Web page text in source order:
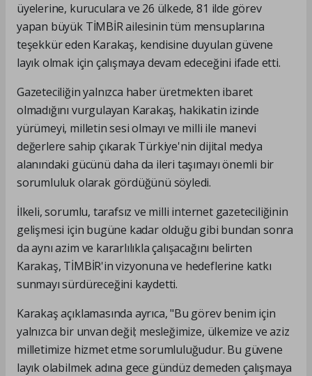
üyelerine, kuruculara ve 26 ülkede, 81 ilde görev
yapan büyük TİMBİR ailesinin tüm mensuplarına
teşekkür eden Karakaş, kendisine duyulan güvene
layık olmak için çalışmaya devam edeceğini ifade etti.
Gazeteciliğin yalnızca haber üretmekten ibaret
olmadığını vurgulayan Karakaş, hakikatin izinde
yürümeyi, milletin sesi olmayı ve milli ile manevi
değerlere sahip çıkarak Türkiye'nin dijital medya
alanındaki gücünü daha da ileri taşımayı önemli bir
sorumluluk olarak gördüğünü söyledi.
İlkeli, sorumlu, tarafsız ve milli internet gazeteciliğinin
gelişmesi için bugüne kadar olduğu gibi bundan sonra
da aynı azim ve kararlılıkla çalışacağını belirten
Karakaş, TİMBİR'in vizyonuna ve hedeflerine katkı
sunmayı sürdüreceğini kaydetti.
Karakaş açıklamasında ayrıca, "Bu görev benim için
yalnızca bir unvan değil; mesleğimize, ülkemize ve aziz
milletimize hizmet etme sorumluluğudur. Bu güvene
layık olabilmek adına gece gündüz demeden çalışmaya